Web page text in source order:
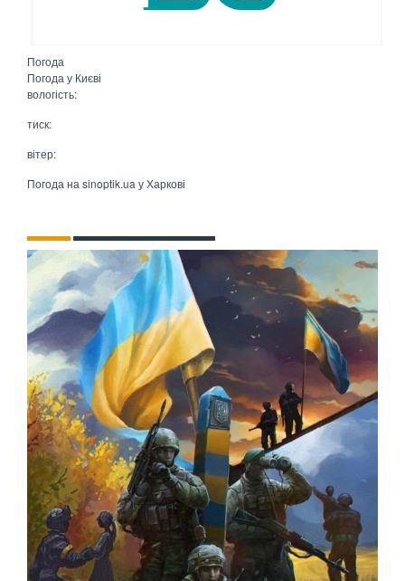
Погода
Погода у Києві
вологість:
тиск:
вітер:
Погода на sinoptik.ua у Харкові